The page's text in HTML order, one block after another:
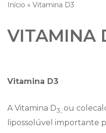
Início » Vitamina D3
VITAMINA
Vitamina D3
A Vitamina D3, ou
lipossolúvel importante